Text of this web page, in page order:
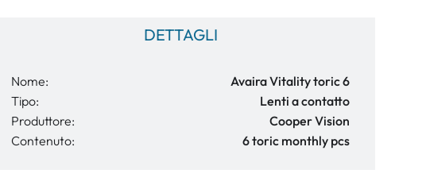
DETTAGLI
Nome:
Avaira Vitality toric 6
Tipo:
Lenti a contatto
Produttore:
Cooper Vision
Contenuto:
6 toric monthly pcs